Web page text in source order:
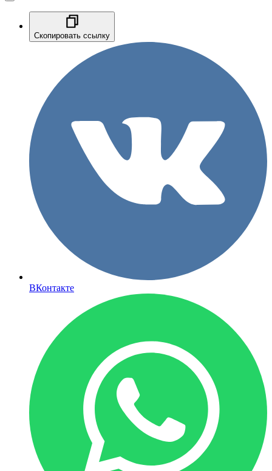
Скопировать ссылку
ВКонтакте